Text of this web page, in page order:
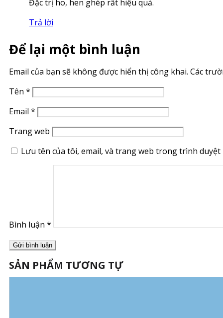
Đặc trị ho, hen ghép rất hiệu quả.
Trả lời
Để lại một bình luận
Email của bạn sẽ không được hiển thị công khai. Các
Tên *
Email *
Trang web
Lưu tên của tôi, email, và trang web trong trình
Bình luận *
SẢN PHẨM TƯƠNG TỰ